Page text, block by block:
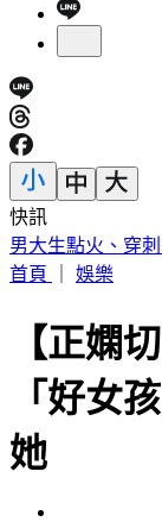
快訊
男大生點火、穿
首頁
娛樂
【正嫻
「好女
她